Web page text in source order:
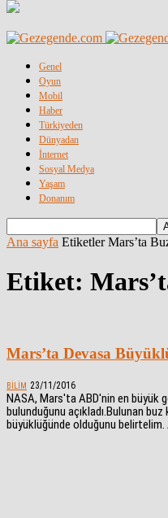
Genel
Oyun
Mobil
Haber
Türkiyeden
Dünyadan
İnternet
Sosyal Medya
Yaşam
Donanım
Ana sayfa Etiketler Mars’ta
Etiket:
Mars’ta Devasa
BILIM 23/11/2016
NASA, Mars'ta ABD'nin en
bulunduğunu açıkladı.Bulunan
büyüklüğünde olduğunu belirtelim.